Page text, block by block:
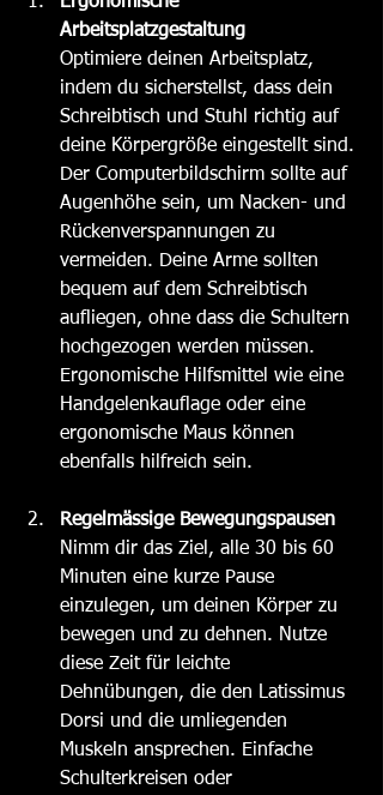
Arbeitsplatzgestaltung
Optimiere deinen Arbeitsplatz,
indem du sicherstellst, dass dein
Schreibtisch und Stuhl richtig auf
deine Körpergröße eingestellt sind.
Der Computerbildschirm sollte auf
Augenhöhe sein, um Nacken- und
Rückenverspannungen zu
vermeiden. Deine Arme sollten
bequem auf dem Schreibtisch
aufliegen, ohne dass die Schultern
hochgezogen werden müssen.
Ergonomische Hilfsmittel wie eine
Handgelenkauflage oder eine
ergonomische Maus können
ebenfalls hilfreich sein.
Regelmässige Bewegungspausen
Nimm dir das Ziel, alle 30 bis 60
Minuten eine kurze Pause
einzulegen, um deinen Körper zu
bewegen und zu dehnen. Nutze
diese Zeit für leichte
Dehnübungen, die den Latissimus
Dorsi und die umliegenden
Muskeln ansprechen. Einfache
Schulterkreisen oder